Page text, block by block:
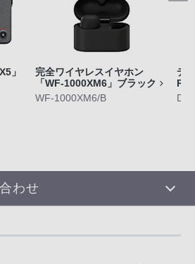
」
完全ワイヤレスイヤホン
「WF-1000XM6」ブラック
WF-1000XM6/B
デ
わせ